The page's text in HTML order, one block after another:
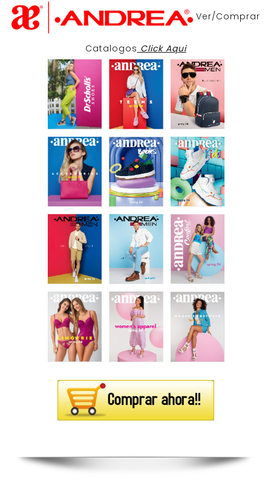
Ver/Comprar
Catalogos Click Aqui